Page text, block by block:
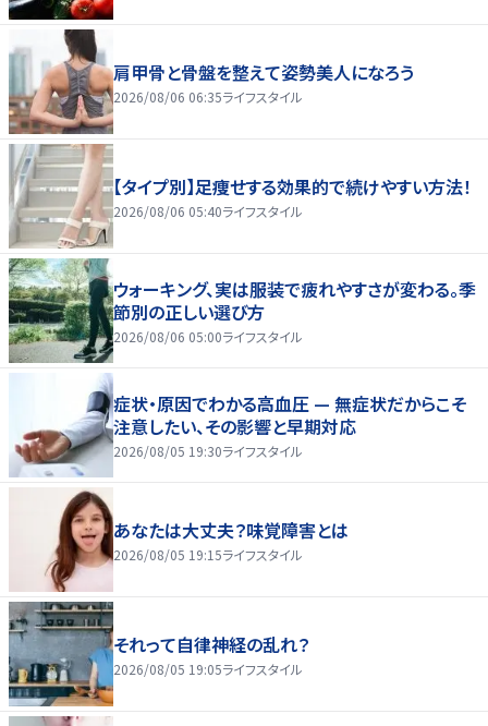
肩甲骨と骨盤を整えて姿勢美人になろう
2026/08/06 06:35ライフスタイル
【タイプ別】足痩せする効果的で続けやすい方法！
2026/08/06 05:40ライフスタイル
ウォーキング、実は服装で疲れやすさが変わる。季
節別の正しい選び方
2026/08/06 05:00ライフスタイル
症状・原因でわかる高血圧 — 無症状だからこそ
注意したい、その影響と早期対応
2026/08/05 19:30ライフスタイル
あなたは大丈夫？味覚障害とは
2026/08/05 19:15ライフスタイル
それって自律神経の乱れ？
2026/08/05 19:05ライフスタイル